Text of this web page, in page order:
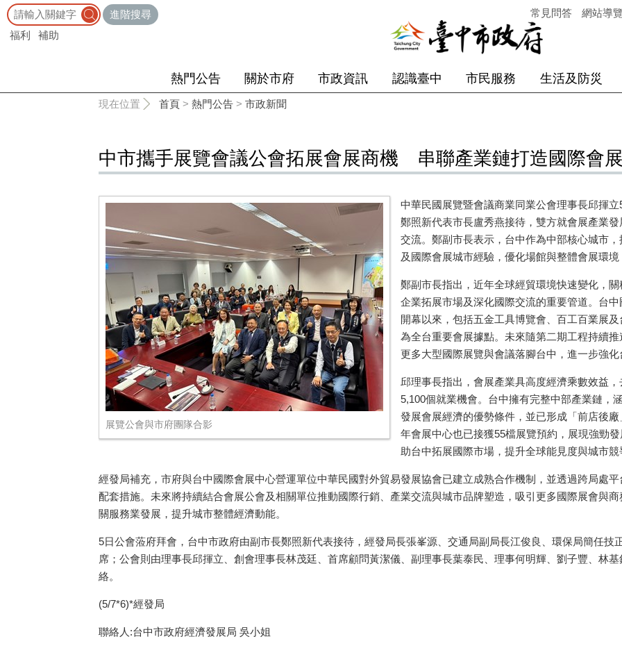
進階搜尋
福利
補助
常見問答 網站導
熱門公告 關於市府 市政資訊 認識臺中 市民服務 生活及防災
現在位置 首頁 > 熱門公告 > 市政新聞
中市攜手展覽會議公會拓展會展商機 串聯產業鏈打造國際會
展覽公會與市府團隊合影
中華民國展覽暨會議商業同業公會理事長邱揮
鄭照新代表市長盧秀燕接待，雙方就會展產業
交流。鄭副市長表示，台中作為中部核心城市
及國際會展城市經驗，優化場館與整體會展環
鄭副市長指出，近年全球經貿環境快速變化，
企業拓展市場及深化國際交流的重要管道。台
開幕以來，包括五金工具博覽會、百工百業展
為全台重要會展據點。未來隨第二期工程持續
更多大型國際展覽與會議落腳台中，進一步強
邱理事長指出，會展產業具高度經濟乘數效益
5,100個就業機會。台中擁有完整中部產業鏈，
發展會展經濟的優勢條件，並已形成「前店後
年會展中心也已接獲55檔展覽預約，展現強勁
助台中拓展國際市場，提升全球能見度與城市競
經發局補充，市府與台中國際會展中心營運單位中華民國對外貿易發展協會已建立成熟合作機制，並透過跨局處
配套措施。未來將持續結合會展公會及相關單位推動國際行銷、產業交流與城市品牌塑造，吸引更多國際展會與
關服務業發展，提升城市整體經濟動能。
5日公會蒞府拜會，台中市政府由副市長鄭照新代表接待，經發局長張峯源、交通局副局長江俊良、環保局簡任技
席；公會則由理事長邱揮立、創會理事長林茂廷、首席顧問黃潔儀、副理事長葉泰民、理事何明輝、劉子豐、林
絡。
(5/7*6)*經發局
聯絡人:台中市政府經濟發展局 吳小姐